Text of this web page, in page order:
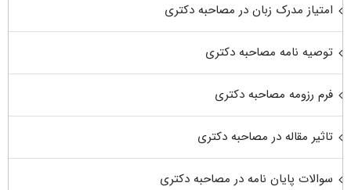
امتیاز مدرک زبان در مصاحبه دکتری
توصیه نامه مصاحبه دکتری
فرم رزومه مصاحبه دکتری
تاثیر مقاله در مصاحبه دکتری
سوالات پایان نامه در مصاحبه دکتری